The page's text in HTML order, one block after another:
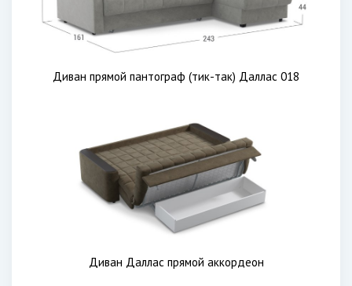
Диван прямой пантограф (тик-так) Даллас 018
Диван Даллас прямой аккордеон